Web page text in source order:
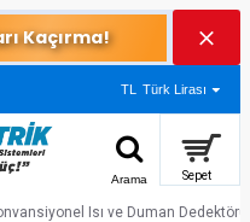
Kaçırma!
TL Türk Lirası
Isı ve Duman